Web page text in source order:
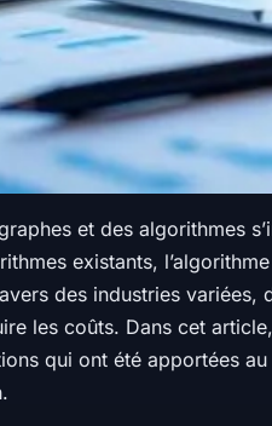
et des algorithmes
existants,
des industries
les coûts. Dans cet
qui ont été apportées